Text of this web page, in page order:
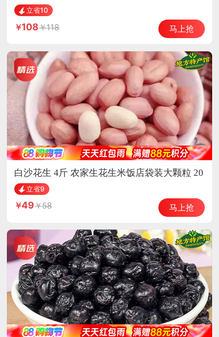
蕾丝口袋紫色
立省10
108 118 马上抢
白沙花生 4斤 农家生花生米饭店袋装大颗粒 20
25年新花生
立省9
49 58 马上抢